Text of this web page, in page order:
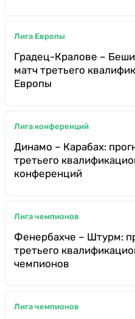
Лига Европы
Градец-Кралове –
матч третьего
Европы
Лига конференций
Динамо – Карабах:
третьего
конференций
Лига чемпионов
Фенербахче – Штурм:
третьего
чемпионов
Лига чемпионов